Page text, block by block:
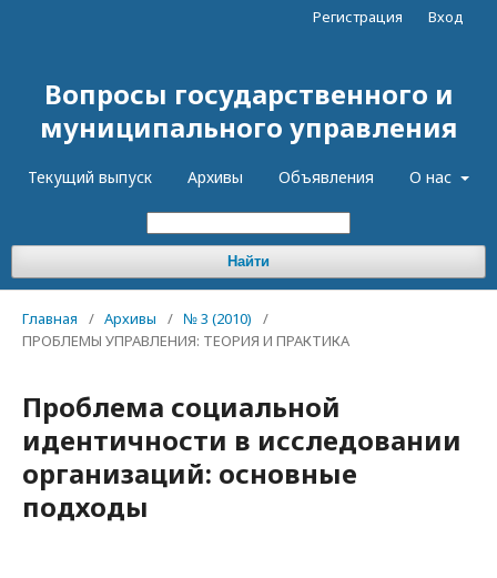
Вопросы государственного и
муниципального управления
Текущий выпуск Архивы Объявления О нас
Найти
Регистрация Вход
Главная / Архивы / № 3 (2010)
/
ПРОБЛЕМЫ УПРАВЛЕНИЯ: ТЕОРИЯ И ПРАКТИКА
Проблема социальной
идентичности в исследовании
организаций: основные
подходы